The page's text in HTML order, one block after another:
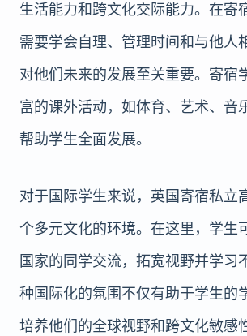
生活能力和跨文化交际能力。在寄
需要学会自理、管理时间和与他人
对他们未来的发展至关重要。寄宿
富的课外活动，如体育、艺术、音
帮助学生全面发展。
对于国际学生来说，英国寄宿私立
个多元文化的环境。在这里，学生
国家的同学交流，拓宽视野并学习
种国际化的氛围不仅有助于学生的
培养他们的全球视野和跨文化敏感